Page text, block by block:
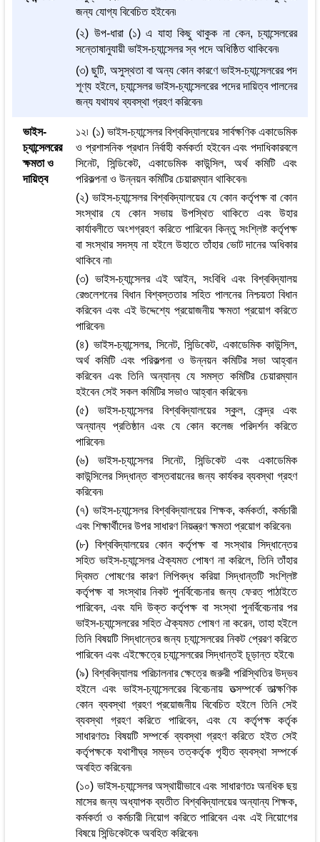
জন্য যোগ্য বিবেচিত হইবেন৷
(২) উপ-ধারা (১) এ যাহা কিছু থাকুক না কেন, চ্যান্সেলরের
সন্তোষানুযায়ী ভাইস-চ্যান্সেলর স্ব পদে অধিষ্ঠিত থাকিবেন৷
(৩) ছুটি, অসুস্থতা বা অন্য কোন কারণে ভাইস-চ্যান্সেলরের পদ
শূণ্য হইলে, চ্যান্সেলর ভাইস-চ্যান্সেলরের পদের দায়িত্ব পালনের
জন্য যথাযথ ব্যবস্থা গ্রহণ করিবেন৷
ভাইস-
চ্যান্সেলরের
ক্ষমতা ও
দায়িত্ব
১২৷ (১) ভাইস-চ্যান্সেলর বিশ্ববিদ্যালয়ের সার্বক্ষণিক একাডেমিক
ও প্রশাসনিক প্রধান নির্বাহী কর্মকর্তা হইবেন এবং পদাধিকারবলে
সিনেট, সিন্ডিকেট, একাডেমিক কাউন্সিল, অর্থ কমিটি এবং
পরিকল্পনা ও উন্নয়ন কমিটির চেয়ারম্যান থাকিবেন৷
(২) ভাইস-চ্যান্সেলর বিশ্ববিদ্যালয়ের যে কোন কর্তৃপক্ষ বা কোন
সংস্থার যে কোন সভায় উপস্থিত থাকিতে এবং উহার
কার্যাবলীতে অংশগ্রহণ করিতে পারিবেন কিন্তু সংশ্লিষ্ট কর্তৃপক্ষ
বা সংস্থার সদস্য না হইলে উহাতে তাঁহার ভোট দানের অধিকার
থাকিবে না৷
(৩) ভাইস-চ্যান্সেলর এই আইন, সংবিধি এবং বিশ্ববিদ্যালয়
রেগুলেশনের বিধান বিশ্বস্ততার সহিত পালনের নিশ্চয়তা বিধান
করিবেন এবং এই উদ্দেশ্যে প্রয়োজনীয় ক্ষমতা প্রয়োগ করিতে
পারিবেন৷
(৪) ভাইস-চ্যান্সেলর, সিনেট, সিন্ডিকেট, একাডেমিক কাউন্সিল,
অর্থ কমিটি এবং পরিকল্পনা ও উন্নয়ন কমিটির সভা আহ্বান
করিবেন এবং তিনি অন্যান্য যে সমস্ত কমিটির চেয়ারম্যান
হইবেন সেই সকল কমিটির সভাও আহ্বান করিবেন৷
(৫) ভাইস-চ্যান্সেলর বিশ্ববিদ্যালয়ের স্কুল, কেন্দ্র এবং
অন্যান্য প্রতিষ্ঠান এবং যে কোন কলেজ পরিদর্শন করিতে
পারিবেন৷
(৬) ভাইস-চ্যান্সেলর সিনেট, সিন্ডিকেট এবং একাডেমিক
কাউন্সিলের সিদ্ধান্ত বাস্তবায়নের জন্য কার্যকর ব্যবস্থা গ্রহণ
করিবেন৷
(৭) ভাইস-চ্যান্সেলর বিশ্ববিদ্যালয়ের শিক্ষক, কর্মকর্তা, কর্মচারী
এবং শিক্ষার্থীদের উপর সাধারণ নিয়ন্ত্রণ ক্ষমতা প্রয়োগ করিবেন৷
(৮) বিশ্ববিদ্যালয়ের কোন কর্তৃপক্ষ বা সংস্থার সিদ্ধান্তের
সহিত ভাইস-চ্যান্সেলর ঐক্যমত পোষণ না করিলে, তিনি তাঁহার
দ্বিমত পোষণের কারণ লিপিবদ্ধ করিয়া সিদ্ধান্তটি সংশ্লিষ্ট
কর্তৃপক্ষ বা সংস্থার নিকট পুনর্বিবেচনার জন্য ফেরত্ পাঠাইতে
পারিবেন, এবং যদি উক্ত কর্তৃপক্ষ বা সংস্থা পুনর্বিবেচনার পর
ভাইস-চ্যান্সেলরের সহিত ঐক্যমত পোষণ না করেন, তাহা হইলে
তিনি বিষয়টি সিদ্ধান্তের জন্য চ্যান্সেলরের নিকট প্রেরণ করিতে
পারিবেন এবং এইক্ষেত্রে চ্যান্সেলরের সিদ্ধান্তই চূড়ান্ত হইবে৷
(৯) বিশ্ববিদ্যালয় পরিচালনার ক্ষেত্রে জরুরী পরিস্থিতির উদ্ভব
হইলে এবং ভাইস-চ্যান্সেলরের বিবেচনায় তত্সম্পর্কে তাত্ক্ষণিক
কোন ব্যবস্থা গ্রহণ প্রয়োজনীয় বিবেচিত হইলে তিনি সেই
ব্যবস্থা গ্রহণ করিতে পারিবেন, এবং যে কর্তৃপক্ষ কর্তৃক
সাধারণতঃ বিষয়টি সম্পর্কে ব্যবস্থা গ্রহণ করিতে হইত সেই
কর্তৃপক্ষকে যথাশীঘ্র সম্ভব তত্কর্তৃক গৃহীত ব্যবস্থা সম্পর্কে
অবহিত করিবেন৷
(১০) ভাইস-চ্যান্সেলর অস্থায়ীভাবে এবং সাধারণতঃ অনধিক ছয়
মাসের জন্য অধ্যাপক ব্যতীত বিশ্ববিদ্যালয়ের অন্যান্য শিক্ষক,
কর্মকর্তা ও কর্মচারী নিয়োগ করিতে পারিবেন এবং এই নিয়োগের
বিষয়ে সিন্ডিকেটকে অবহিত করিবেন৷